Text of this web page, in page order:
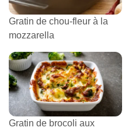
Gratin de chou-fleur à la
mozzarella
Gratin de brocoli aux